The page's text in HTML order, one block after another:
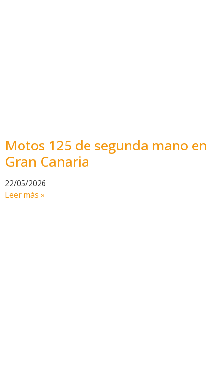
Motos 125 de segunda mano en
Gran Canaria
22/05/2026
Leer más »